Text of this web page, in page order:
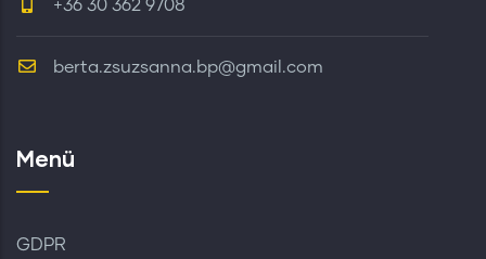
+36 30 362 9708
berta.zsuzsanna.bp@gmail.com
Menü
GDPR